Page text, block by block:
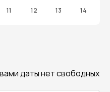
11 12 13 14
даты нет свободных